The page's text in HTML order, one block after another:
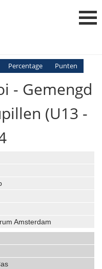
Login
Percentage Punten
- Gemengd
(U13 -
Amsterdam